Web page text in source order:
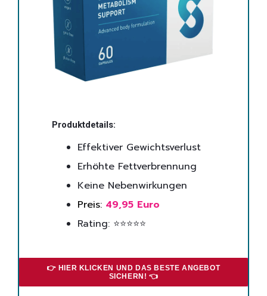
Produktdetails:
Effektiver Gewichtsverlust
Erhöhte Fettverbrennung
Keine Nebenwirkungen
Preis: 49,95 Euro
Rating: ⭐⭐⭐⭐⭐
👉 HIER KLICKEN UND DAS BESTE ANGEBOT
SICHERN! 👈